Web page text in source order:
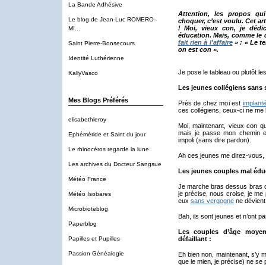
La Bande Adhésive
Le blog de Jean-Luc ROMERO-
MI...
Saint Pierre-Bonsecours
Identité Luthérienne
KallyVasco
Mes Blogs Préférés
elisabethleroy
Ephéméride et Saint du jour
Le rhinocéros regarde la lune
Les archives du Docteur Sangsue
Météo France
Météo Isobares
Microbioteblog
Paperblog
Papilles et Pupilles
Passion Généalogie
Attention, les propos
choquer, c’est voulu. Cet
! Moi, vieux con, je
éducation. Mais, comme
fait rien à l'affaire» : « Le
on est con ».
Je pose le tableau ou plutôt
Les jeunes collégiens sans
Près de chez moi est implanté
ces collégiens, ceux-ci ne me
Moi, maintenant, vieux con
mais je passe mon chemin
impoli (sans dire pardon).
Ah ces jeunes me direz-vous,
Les jeunes couples mal
Je marche bras dessus bras
je précise, nous croise, je
eux sans vergognene dévient
Bah, ils sont jeunes et n’ont
Les couples d’âge
défaillant :
Eh bien non, maintenant, s’y
que le mien, je précise) ne se